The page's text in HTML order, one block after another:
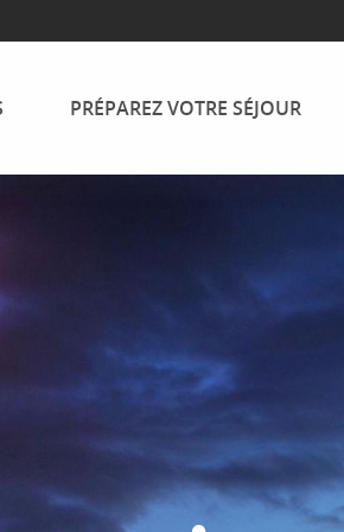
PRÉPAREZ VOTRE SÉJOUR